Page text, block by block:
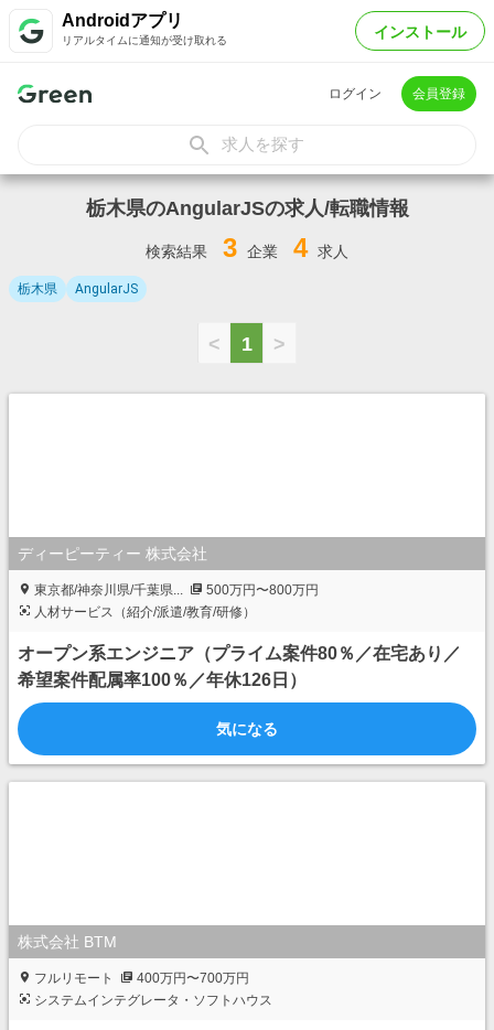
Androidアプリ
リアルタイムに通知が受け取れる インストール
ログイン 会員登録
求人を探す
栃木県のAngularJSの求人/転職情報
検索結果 3 企業 4 求人
栃木県 AngularJS
< 1 >
ディーピーティー 株式会社
東京都/神奈川県/千葉県...
500万円〜800万円
人材サービス（紹介/派遣/教育/研修）
オープン系エンジニア（プライム案件80％／在宅あり／
希望案件配属率100％／年休126日）
気になる
株式会社 BTM
フルリモート
400万円〜700万円
システムインテグレータ・ソフトハウス